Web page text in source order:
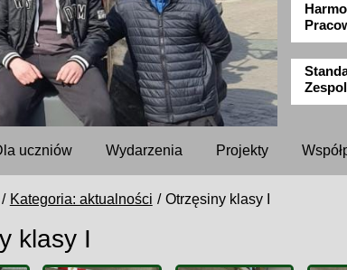
uczniów Wydarzenia Projekty
Kategoria: aktualności Otrzęsiny klasy I
klasy I